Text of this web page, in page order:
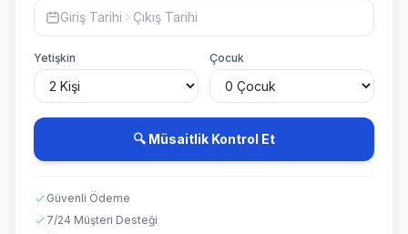
Giriş Tarihi Çıkış Tarihi
Yetişkin Çocuk
🔍 Müsaitlik Kontrol Et
Güvenli Ödeme
7/24 Müşteri Desteği